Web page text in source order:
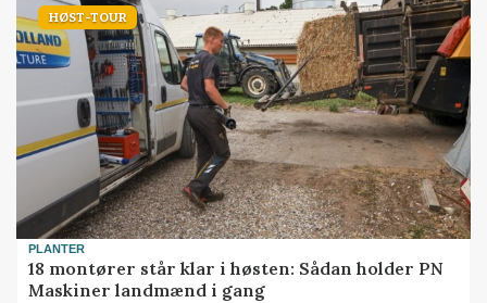
HØST-TOUR
PLANTER
18 montører står klar i høsten: Sådan holder PN
Maskiner landmænd i gang